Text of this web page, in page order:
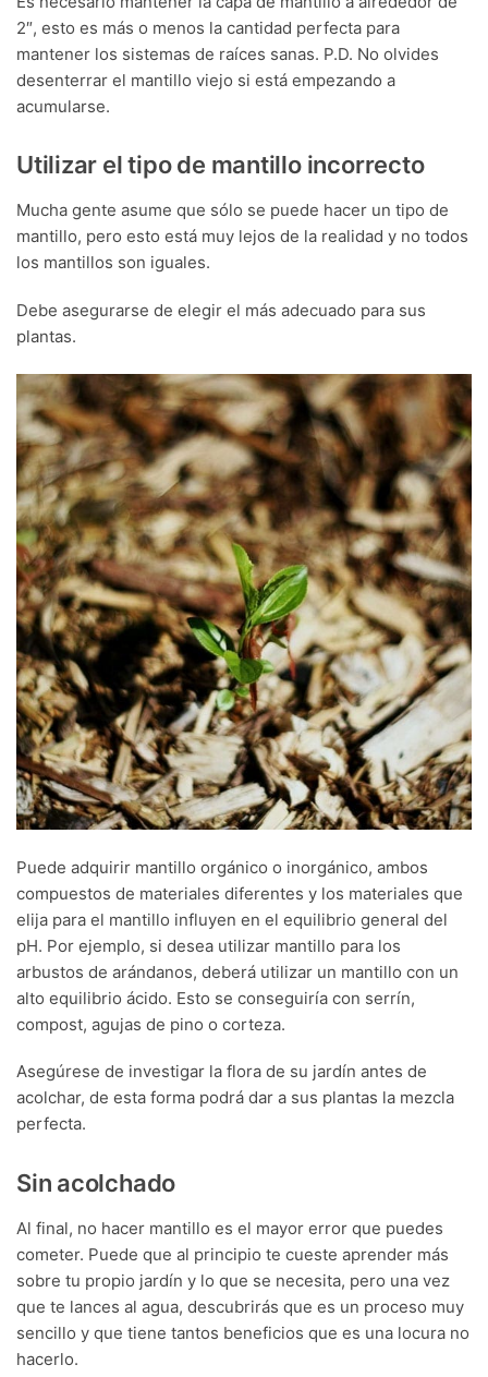
2″, esto es más o menos la cantidad perfecta para
mantener los sistemas de raíces sanas. P.D. No olvides
desenterrar el mantillo viejo si está empezando a
acumularse.
Utilizar el tipo de mantillo incorrecto
Mucha gente asume que sólo se puede hacer un tipo de
mantillo, pero esto está muy lejos de la realidad y no todos
los mantillos son iguales.
Debe asegurarse de elegir el más adecuado para sus
plantas.
Puede adquirir mantillo orgánico o inorgánico, ambos
compuestos de materiales diferentes y los materiales que
elija para el mantillo influyen en el equilibrio general del
pH. Por ejemplo, si desea utilizar mantillo para los
arbustos de arándanos, deberá utilizar un mantillo con un
alto equilibrio ácido. Esto se conseguiría con serrín,
compost, agujas de pino o corteza.
Asegúrese de investigar la flora de su jardín antes de
acolchar, de esta forma podrá dar a sus plantas la mezcla
perfecta.
Sin acolchado
Al final, no hacer mantillo es el mayor error que puedes
cometer. Puede que al principio te cueste aprender más
sobre tu propio jardín y lo que se necesita, pero una vez
que te lances al agua, descubrirás que es un proceso muy
sencillo y que tiene tantos beneficios que es una locura no
hacerlo.